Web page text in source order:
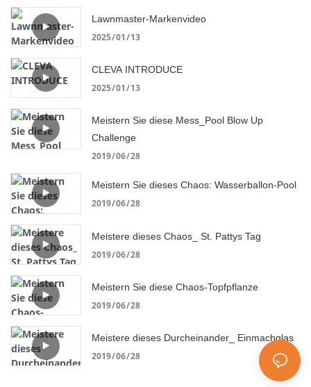
Lawnmaster-Markenvideo
2025 01 13
CLEVA INTRODUCE
2025 01 13
Meistern Sie diese Mess_Pool Blow Up
Challenge
2019 06 28
Meistern Sie dieses Chaos: Wasserballon-Pool
2019 06 28
Meistere dieses Chaos_ St. Pattys Tag
2019 06 28
Meistern Sie diese Chaos-Topfpflanze
2019 06 28
Meistere dieses Durcheinander_ Einmachglas
2019 06 28